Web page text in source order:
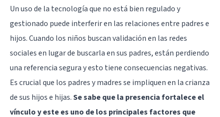
Un uso de la tecnología que no está bien regulado y
gestionado puede interferir en las relaciones entre padres e
hijos. Cuando los niños buscan validación en las redes
sociales en lugar de buscarla en sus padres, están perdiendo
una referencia segura y esto tiene consecuencias negativas.
Es crucial que los padres y madres se impliquen en la crianza
de sus hijos e hijas.Se sabe que la presencia fortalece el
vínculo y este es uno de los principales factores que